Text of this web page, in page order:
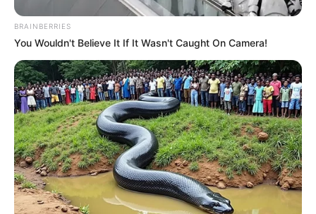
Meski tak setenar karakter animasi disney, tetap saja Totoro
menjadi karakter favorit bagi pecintanya. Kamu mungkin asing
dengan nama itu tapi kamu pasti familiar dengan bentuknya.
Yaps, karakter Totoro ini muncul dalam film yang berjudul my
neighbor Totoro yang diproduksi oleh Studio Ghibli. Totoro
merupakan monster dengan bentuk badan yang besar, agak bulat
dan berbulu yang terinspirasi dari makhluk legendaris
Koropokkuru.
BRAINBERRIES
You Wouldn't Believe It If It Wasn't Caught On Camera!